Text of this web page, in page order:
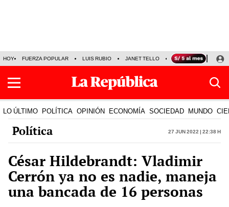
HOY FUERZA POPULAR LUIS RUBIO JANET TELLO PRECIO DEL DÓLAR
LO ÚLTIMO POLÍTICA OPINIÓN ECONOMÍA SOCIEDAD MUNDO
Política 27 Jun 2022 | 22:38 h
César Hildebrandt: Vladimir
Cerrón ya no es nadie, maneja
una bancada de 16 personas